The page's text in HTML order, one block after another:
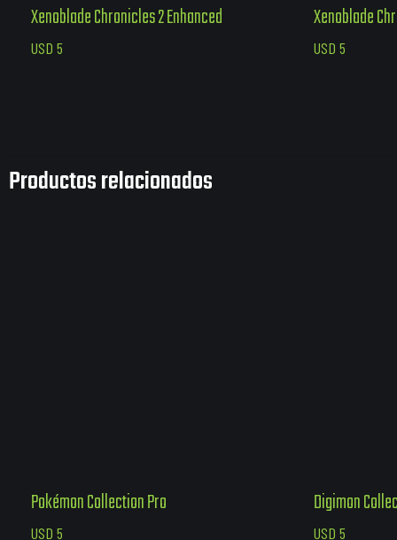
Xenoblade Chronicles 2 Enhanced
USD 5
Xenoblade
USD 5
Productos relacionados
Pokémon Collection Pro
USD 5
Digimon
USD 5